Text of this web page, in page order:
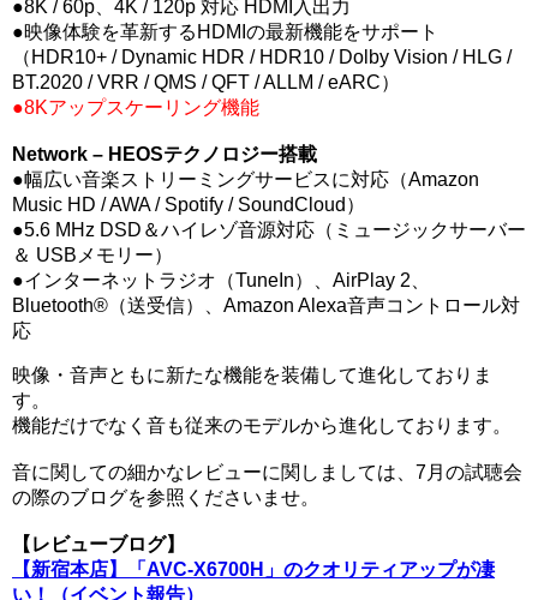
●8K / 60p、4K / 120p 対応 HDMI入出力
●映像体験を革新するHDMIの最新機能をサポート
（HDR10+ / Dynamic HDR / HDR10 / Dolby Vision / HLG /
BT.2020 / VRR / QMS / QFT / ALLM / eARC）
●8Kアップスケーリング機能
Network – HEOSテクノロジー搭載
●幅広い音楽ストリーミングサービスに対応（Amazon
Music HD / AWA / Spotify / SoundCloud）
●5.6 MHz DSD＆ハイレゾ音源対応（ミュージックサーバー
＆ USBメモリー）
●インターネットラジオ（TuneIn）、AirPlay 2、
Bluetooth®（送受信）、Amazon Alexa音声コントロール対
応
映像・音声ともに新たな機能を装備して進化しておりま
す。
機能だけでなく音も従来のモデルから進化しております。
音に関しての細かなレビューに関しましては、7月の試聴会
の際のブログを参照くださいませ。
【レビューブログ】
【新宿本店】「AVC-X6700H」のクオリティアップが凄
い！（イベント報告）